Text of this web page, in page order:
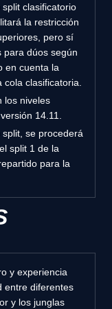
clasificatorio
la restricción
pero sí
para dúos según
en cuenta la
clasificatoria.
los niveles
14.11.
se procederá
split 1 de la
para la
y experiencia
entre diferentes
y los junglas